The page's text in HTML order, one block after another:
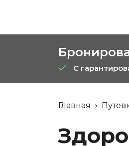
С
Главная